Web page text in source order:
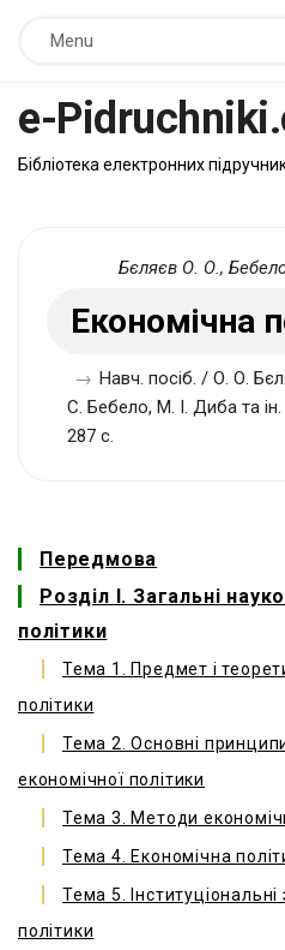
Menu
e-
Бібліотека електронних
Бєляєв О. О.,
Економічна
→ Навч. посіб. / О. О.
С. Бебело, М. І. Диба та
287 с.
Передмова
Розділ І. Загальні
політики
Тема 1. Предмет і
політики
Тема 2. Основні
економічної політики
Тема 3. Методи
Тема 4. Економічна
Тема 5.
політики